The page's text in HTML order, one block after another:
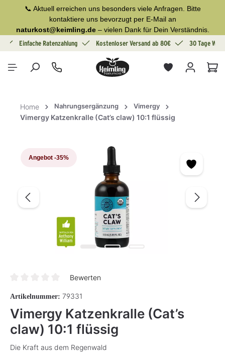
springen
📞 Aktuell erreichen uns besonders viele Anfragen. Bitte
kontaktiere uns bevorzugt per E-Mail an
naturkost@keimling.de– vielen Dank für Dein Verständnis.
Einfache Ratenzahlung Kostenloser Versand ab 80€ 30 Tage
Home Nahrungsergänzung Vimergy
Vimergy Katzenkralle (Cat’s claw) 10:1 flüssig
Angebot -35%
Bewerten
Artikelnummer: 79331
Vimergy Katzenkralle (Cat’s
claw) 10:1 flüssig
Die Kraft aus dem Regenwald